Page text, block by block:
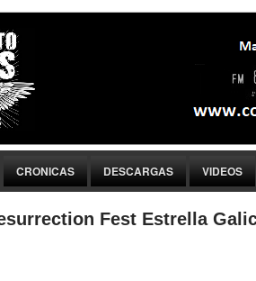
CRONICAS DESCARGAS VIDEOS
Fest Estrella